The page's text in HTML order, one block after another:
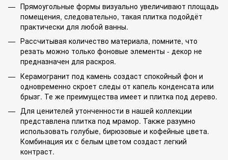
Прямоугольные формы визуально увеличивают площадь
помещения, следовательно, такая плитка подойдёт
практически для любой ванны.
Рассчитывая количество материала, помните, что
резать можно только фоновые элементы - декор не
предназначен для раскроя.
Керамогранит под камень создаст спокойный фон и
одновременно скроет следы от капель конденсата или
брызг. Те же преимущества имеет и плитка под дерево.
Для ценителей утонченности в нашей коллекции
представлена плитка под мрамор. Также разумно
использовать голубые, бирюзовые и кофейные цвета.
Комбинация их с белым цветом создаст легкий
контраст.